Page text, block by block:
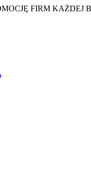
FIRM KAŻDEJ